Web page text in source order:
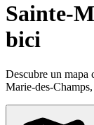
Sainte-
bici
Descubre un mapa
Marie-des-